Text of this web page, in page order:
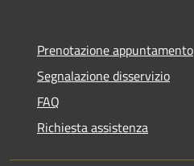
Prenotazione appuntamento
Segnalazione disservizio
FAQ
Richiesta assistenza